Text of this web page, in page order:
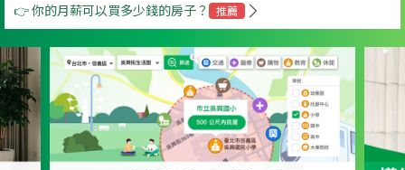
👉 你的月薪可以買多少錢的房子？ 推薦